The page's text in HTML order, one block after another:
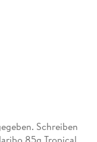
Schreiben